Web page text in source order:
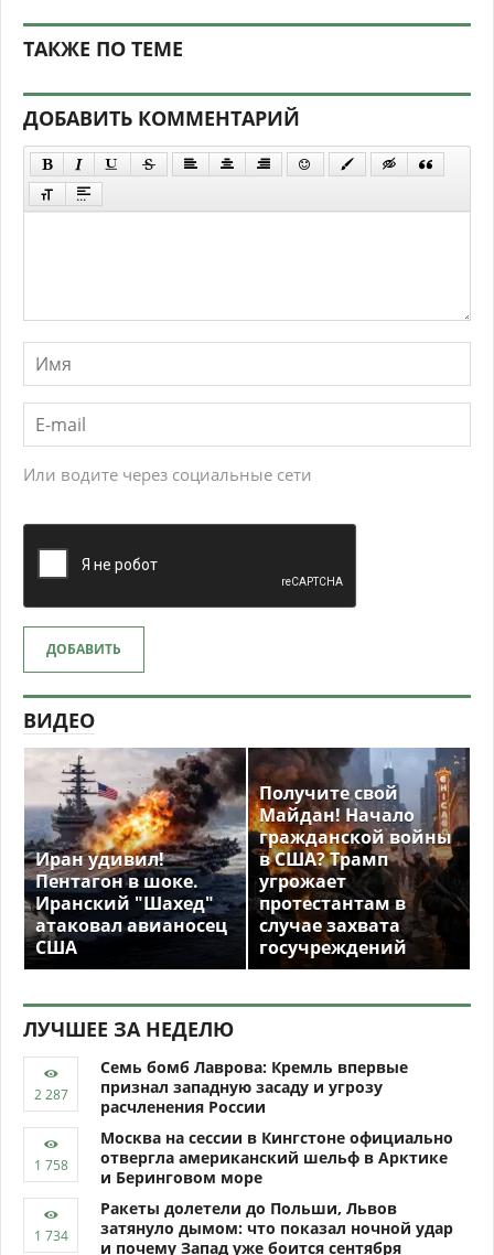
ТАКЖЕ ПО ТЕМЕ
ДОБАВИТЬ КОММЕНТАРИЙ
Или водите через социальные сети
ДОБАВИТЬ
ВИДЕО
Иран удивил!
Пентагон в шоке.
Иранский "Шахед"
атаковал авианосец
США
Получите свой
Майдан! Начало
гражданской войны
в США? Трамп
угрожает
протестантам в
случае захвата
госучреждений
ЛУЧШЕЕ ЗА НЕДЕЛЮ
Семь бомб Лаврова: Кремль впервые
признал западную засаду и угрозу
расчленения России
Москва на сессии в Кингстоне официально
отвергла американский шельф в Арктике
и Беринговом море
Ракеты долетели до Польши, Львов
затянуло дымом: что показал ночной удар
и почему Запад уже боится сентября